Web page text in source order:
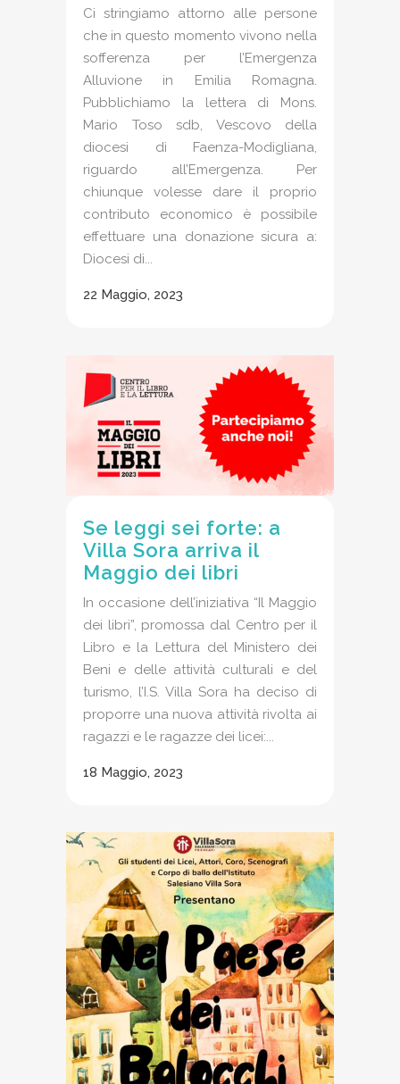
Ci stringiamo attorno alle persone
che in questo momento vivono nella
sofferenza per l’Emergenza
Alluvione in Emilia Romagna.
Pubblichiamo la lettera di Mons.
Mario Toso sdb, Vescovo della
diocesi di Faenza-Modigliana,
riguardo all’Emergenza. Per
chiunque volesse dare il proprio
contributo economico è possibile
effettuare una donazione sicura a:
Diocesi di...
22 Maggio, 2023
Se leggi sei forte: a
Villa Sora arriva il
Maggio dei libri
In occasione dell’iniziativa “Il Maggio
dei libri”, promossa dal Centro per il
Libro e la Lettura del Ministero dei
Beni e delle attività culturali e del
turismo, l’I.S. Villa Sora ha deciso di
proporre una nuova attività rivolta ai
ragazzi e le ragazze dei licei:...
18 Maggio, 2023